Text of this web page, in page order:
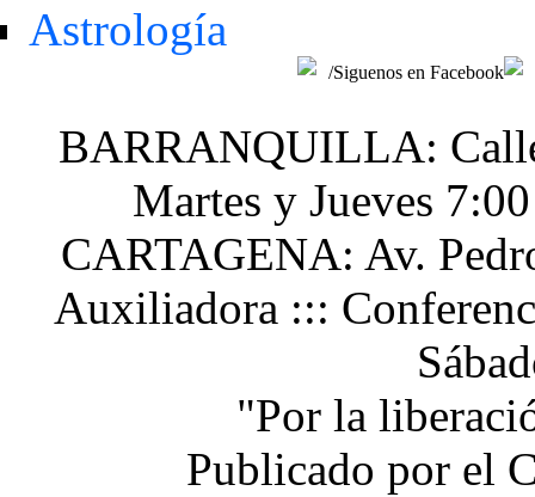
Astrología
/Siguenos en Facebook
BARRANQUILLA:
Martes y Jueves
CARTAGENA: Av.
Auxiliadora :::
"Por la
Publicado por el